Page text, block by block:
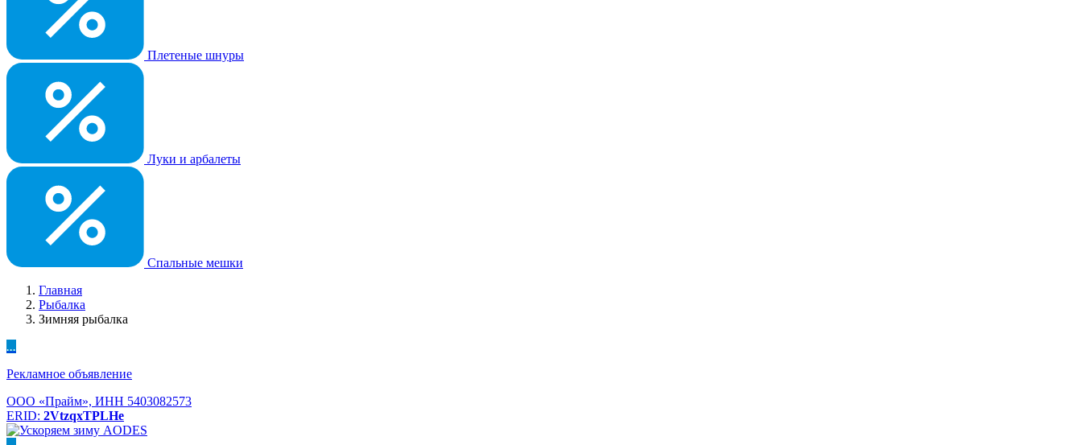
Плетеные шнуры
Луки и арбалеты
Спальные мешки
Главная
Рыбалка
Зимняя рыбалка
...
Рекламное объявление
ООО «Прайм», ИНН 5403082573
ERID: 2VtzqxTPLHe